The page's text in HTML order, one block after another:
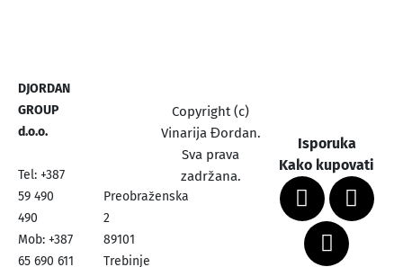
DJORDAN
GROUP
d.o.o.
Tel: +387
59 490
490
Mob: +387
65 690 611
Preobraženska
2
89101
Trebinje
Copyright (c)
Vinarija Đordan.
Sva prava
zadržana.
Isporuka
Kako kupovati